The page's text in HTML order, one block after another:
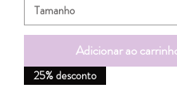
Adicionar ao
25% desconto